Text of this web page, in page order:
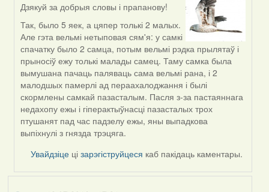
In
reply
to
by
Lubica
(госць)
Дзякуй за добрыя словы і прапанову!
Так, было 5 яек, а цяпер толькі 2 малых.
Але гэта вельмі нетыповая сям'я: у самкі
спачатку было 2 самца, потым вельмі рэдка прылятаў і
прыносіў ежу толькі малады самец. Таму самка была
вымушана пачаць паляваць сама вельмі рана, і 2
малодшых памерлі ад пераахалоджання і былі
скормлены самкай пазасталым. Пасля з-за пастаяннага
недахопу ежы і гіперактыўнасці пазасталых трох
птушанят пад час падзелу ежы, яны выпадкова
выпіхнулі з гнязда трэцяга.
Увайдзіце цізарэгіструйцеся каб пакідаць каментары.